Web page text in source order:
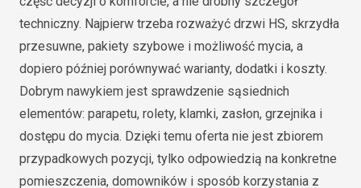
techniczny. Najpierw trzeba rozważyć drzwi HS, skrzydła
przesuwne, pakiety szybowe i możliwość mycia, a
dopiero później porównywać warianty, dodatki i koszty.
Dobrym nawykiem jest sprawdzenie sąsiednich
elementów: parapetu, rolety, klamki, zasłon, grzejnika i
dostępu do mycia. Dzięki temu oferta nie jest zbiorem
przypadkowych pozycji, tylko odpowiedzią na konkretne
pomieszczenia, domowników i sposób korzystania z